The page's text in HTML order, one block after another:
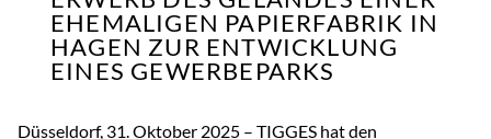
EHEMALIGEN PAPIERFABRIK IN
HAGEN ZUR ENTWICKLUNG
EINES GEWERBEPARKS
Düsseldorf, 31. Oktober 2025 – TIGGES hat den